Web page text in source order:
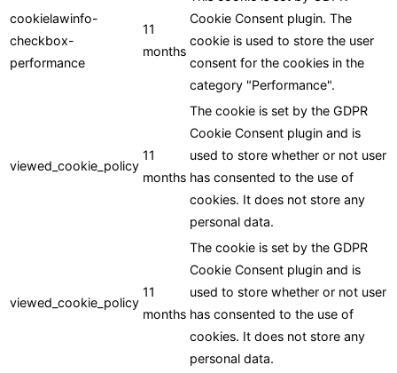
cookielawinfo-
checkbox-
performance
11
months
Cookie Consent plugin. The
cookie is used to store the user
consent for the cookies in the
category "Performance".
viewed_cookie_policy
11
months
The cookie is set by the GDPR
Cookie Consent plugin and is
used to store whether or not user
has consented to the use of
cookies. It does not store any
personal data.
viewed_cookie_policy
11
months
The cookie is set by the GDPR
Cookie Consent plugin and is
used to store whether or not user
has consented to the use of
cookies. It does not store any
personal data.